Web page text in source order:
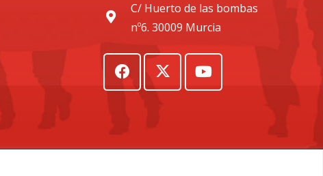
C/ Huerto de las bombas
nº6. 30009 Murcia